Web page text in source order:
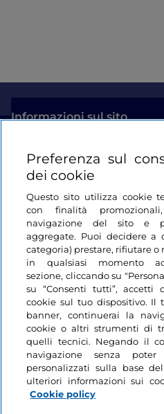
Informazioni sul sito
Link Utili
Login
Restiamo in contatto
Preferenza sul
dei cookie
Questo sito utilizza cookie
con finalità
navigazione del sito e
aggregate. Puoi decidere a
categoria) prestare, rifiutare o
in qualsiasi momento
sezione, cliccando su
su “Consenti tutti”,
cookie sul tuo dispositivo. Il
banner, continuerai la
cookie o altri strumenti di
quelli tecnici. Negando il
navigazione senza
personalizzati sulla base
ulteriori informazioni sui
Cookie policy